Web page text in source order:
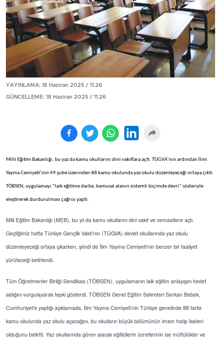
YAYINLAMA: 18 Haziran 2025 / 11.26
GÜNCELLEME: 18 Haziran 2025 / 11.26
Milli Eğitim Bakanlığı, bu yaz da kamu okullarını dini vakıflara açtı. TÜGVA’nın ardından İlim
Yayma Cemiyeti’nin 49 şube üzerinden 88 kamu okulunda yaz okulu düzenleyeceği ortaya çıktı.
TÖBSEN, uygulamayı “laik eğitime darbe, kamusal alanın sistemli biçimde devri” sözleriyle
eleştirerek durdurulması çağrısı yaptı.
Milli Eğitim Bakanlığı (MEB), bu yıl da kamu okullarını dini vakıf ve cemaatlere açtı.
Geçtiğimiz hafta Türkiye Gençlik Vakfı’nın (TÜGVA) devlet okullarında yaz okulu
düzenleyeceği ortaya çıkarken, şimdi de İlim Yayma Cemiyeti’nin benzer bir faaliyet
yürüteceği belirlendi.
Tüm Öğretmenler Birliği Sendikası (TÖBSEN), uygulamanın laik eğitim anlayışını hedef
aldığını vurgulayarak tepki gösterdi. TÖBSEN Genel Eğitim Sekreteri Serkan Bebek,
Cumhuriyet’e yaptığı açıklamada, İlim Yayma Cemiyeti’nin Türkiye genelinde 88 farklı
kamu okulunda yaz okulu açacağını, bu okulların büyük bölümünün imam hatip liseleri
olduğunu belirtti. Yaz okullarında görev alacak eğiticilerin ücretlerinin ise müftülükler ve